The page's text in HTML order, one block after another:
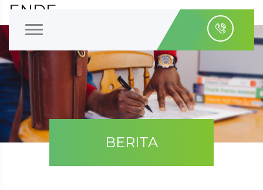
ENDE
Kabupaten Ende - Nusa Tenggara Timur - NPSN :
BERITA